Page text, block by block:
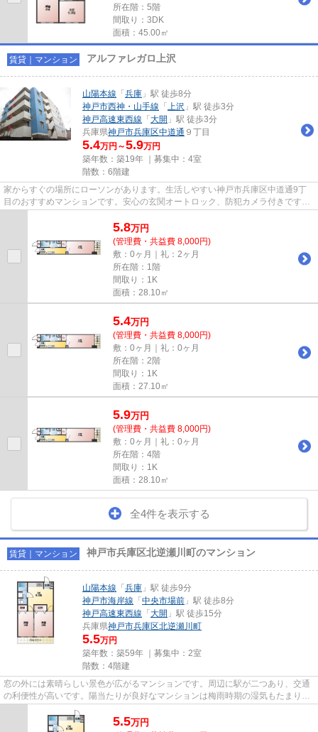
所在階：5階
間取り：3DK
面積：45.00㎡
賃貸｜マンション アルファレガロ上沢
山陽本線 「 兵庫 」駅 徒歩8分
神戸市西神・山手線 「 上沢 」駅 徒歩3分
神戸高速東西線 「 大開 」駅 徒歩3分
兵庫県神戸市兵庫区中道通 ９丁目
5.4万円～5.9万円
築年数：築19年 ｜募集中： 4室
階数：6階建
家からすぐの場所にローソンがあります。生活しやすい神戸市兵庫区中道通9丁
目のおすすめマンションです。安心の玄関オートロック、防犯カメラ付きです。
5.8万円
(管理費・共益費 8,000円)
敷：0ヶ月｜礼：2ヶ月
所在階：1階
間取り：1K
面積：28.10㎡
5.4万円
(管理費・共益費 8,000円)
敷：0ヶ月｜礼：0ヶ月
所在階：2階
間取り：1K
面積：27.10㎡
5.9万円
(管理費・共益費 8,000円)
敷：0ヶ月｜礼：0ヶ月
所在階：4階
間取り：1K
面積：28.10㎡
全4件を表示する
賃貸｜マンション 神戸市兵庫区北逆瀬川町のマンション
山陽本線 「 兵庫 」駅 徒歩9分
神戸市海岸線 「 中央市場前 」駅 徒歩8分
神戸高速東西線 「 大開 」駅 徒歩15分
兵庫県神戸市兵庫区北逆瀬川町
5.5万円
築年数：築59年 ｜募集中： 2室
階数：4階建
窓の外には素晴らしい景色が広がるマンションです。周辺に駅が二つあり、交通
の利便性が高いです。陽当たりが良好なマンションは梅雨時期の湿気もたまりに
くい条件となっています。快...
5.5万円